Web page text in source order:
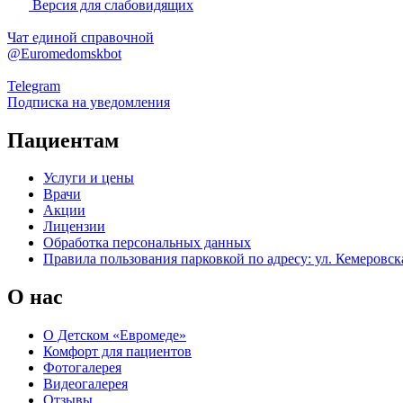
Версия для слабовидящих
Чат единой справочной
@Euromedomskbot
Telegram
Подписка на уведомления
Пациентам
Услуги и цены
Врачи
Акции
Лицензии
Обработка персональных данных
Правила пользования парковкой по адресу: ул.
О нас
О Детском «Евромеде»
Комфорт для пациентов
Фотогалерея
Видеогалерея